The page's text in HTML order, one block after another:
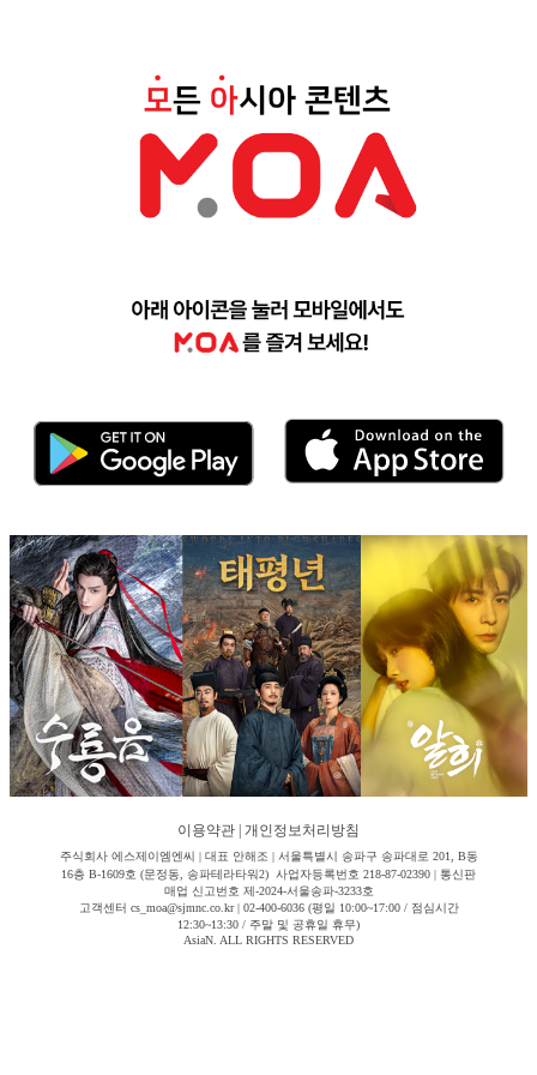
이용약관 개인정보처리방침
주식회사 에스제이엠엔씨 | 대표 안해조 | 서울특별시 송파구 송파대로 201, B동
16층 B-1609호 (문정동, 송파테라타워2) 사업자등록번호 218-87-02390 | 통신판
매업 신고번호 제-2024-서울송파-3233호
고객센터 cs_moa@sjmnc.co.kr | 02-400-6036 (평일 10:00~17:00 / 점심시간
12:30~13:30 / 주말 및 공휴일 휴무)
AsiaN. ALL RIGHTS RESERVED